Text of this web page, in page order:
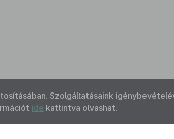
Szolgáltatásaink
ide kattintva olvashat.